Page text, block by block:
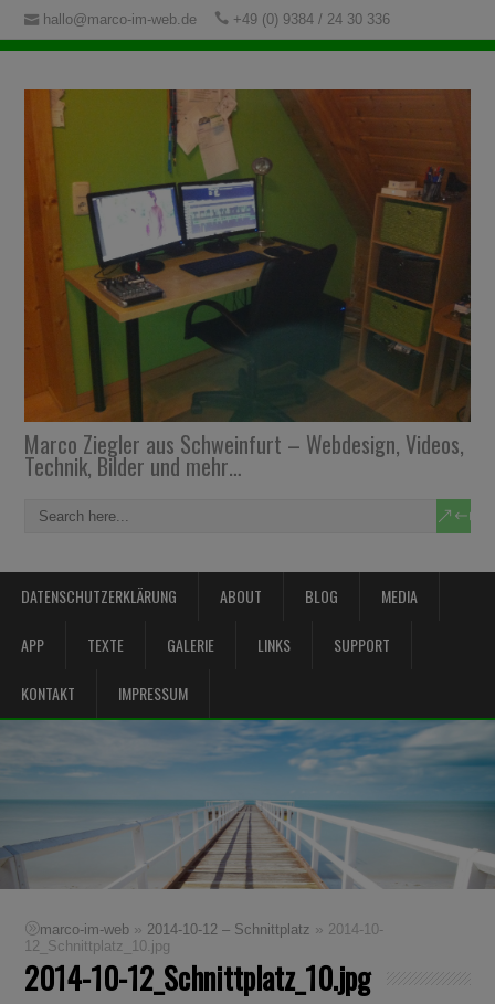
hallo@marco-im-web.de +49 (0) 9384 / 24 30 336
Marco Ziegler aus Schweinfurt – Webdesign, Videos,
Technik, Bilder und mehr…
DATENSCHUTZERKLÄRUNG ABOUT BLOG MEDIA
APP TEXTE GALERIE LINKS SUPPORT
KONTAKT IMPRESSUM
marco-im-web » 2014-10-12 – Schnittplatz » 2014-10-
12_Schnittplatz_10.jpg
2014-10-12_Schnittplatz_10.jpg